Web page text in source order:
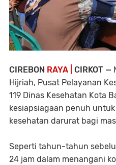
CIREBON RAYA | CIRKOT —
Hijriah, Pusat Pelayanan
119 Dinas Kesehatan Kota
kesiapsiagaan penuh
kesehatan darurat bagi
Seperti tahun-tahun
24 jam dalam menangani